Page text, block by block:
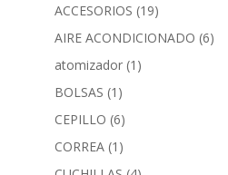
ACCESORIOS (19)
AIRE ACONDICIONADO (6)
atomizador (1)
BOLSAS (1)
CEPILLO (6)
CORREA (1)